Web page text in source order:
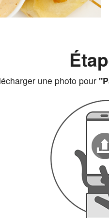
une photo pour